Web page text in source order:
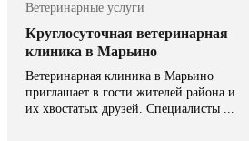
Ветеринарные услуги
Круглосуточная ветеринарная
клиника в Марьино
Ветеринарная клиника в Марьино
приглашает в гости жителей района и
их хвостатых друзей. Специалисты ...